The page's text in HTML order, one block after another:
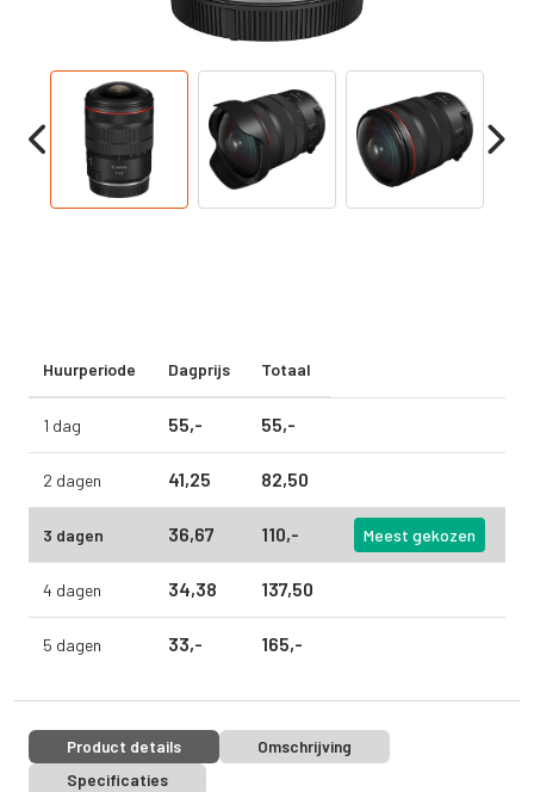
Huurperiode Dagprijs Totaal
1 dag 55,- 55,-
2 dagen 41,25 82,50
3 dagen 36,67 110,- Meest gekozen
4 dagen 34,38 137,50
5 dagen 33,- 165,-
Product details
Omschrijving
Specificaties